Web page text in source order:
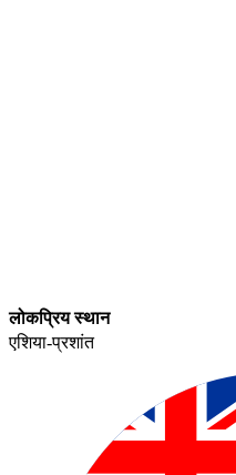
लोकप्रिय स्थान​​
एशिया-प्रशांत​​